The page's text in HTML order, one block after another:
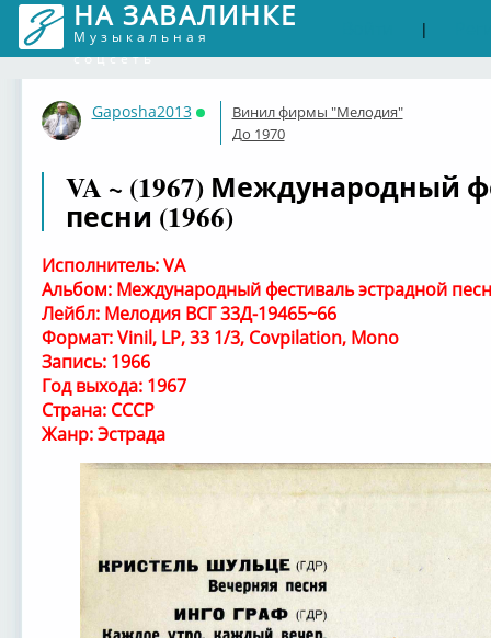
НА ЗАВАЛИНКЕ
Музыкальная
соцсеть
|
Gaposha2013
Онлайн
Винил фирмы "Мелодия"
До 1970
VA ~ (1967) Международный
песни (1966)
Исполнитель: VA
Альбом: Международный фестиваль эстрадной
Лейбл: Мелодия ВСГ 33Д-19465~66
Формат: Vinil, LP, 33 1/3, Covpilation, Mono
Запись: 1966
Год выхода: 1967
Страна: СССР
Жанр: Эстрада